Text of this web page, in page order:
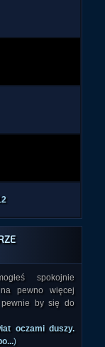
spokojnie
pewno więcej
pewnie by się do
oczami duszy.
)